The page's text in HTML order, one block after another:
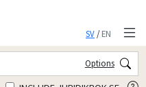
SV/EN
Options